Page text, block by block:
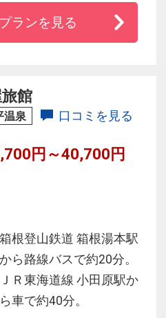
のお客様には立体自走
いただけます。ビジネ
ランを見る
館
温泉 口コミを見る
円～40,700円
箱根登山鉄道 箱根湯本駅
から路線バスで約20分。
ＪＲ東海道線 小田原駅か
ら車で約40分。